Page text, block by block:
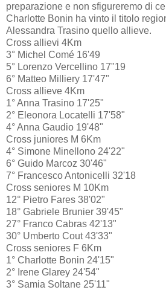
preparazione e non sfigureremo di
Charlotte Bonin ha vinto il titolo
Alessandra Trasino quello allieve.
Cross allievi 4Km
3° Michel Comé 16'49
5° Lorenzo Vercellino 17"19
6° Matteo Milliery 17'47"
Cross allieve 4Km
1° Anna Trasino 17'25"
2° Eleonora Locatelli 17'58"
4° Anna Gaudio 19'48"
Cross juniores M 6Km
4° Simone Minellono 24'22"
6° Guido Marcoz 30'46"
7° Francesco Antonicelli 32'18
Cross seniores M 10Km
12° Pietro Fares 38'02"
18° Gabriele Brunier 39'45"
27° Franco Cabras 42'13"
30° Umberto Cout 43'33"
Cross seniores F 6Km
1° Charlotte Bonin 24'15"
2° Irene Glarey 24'54"
3° Samia Soltane 25'11"